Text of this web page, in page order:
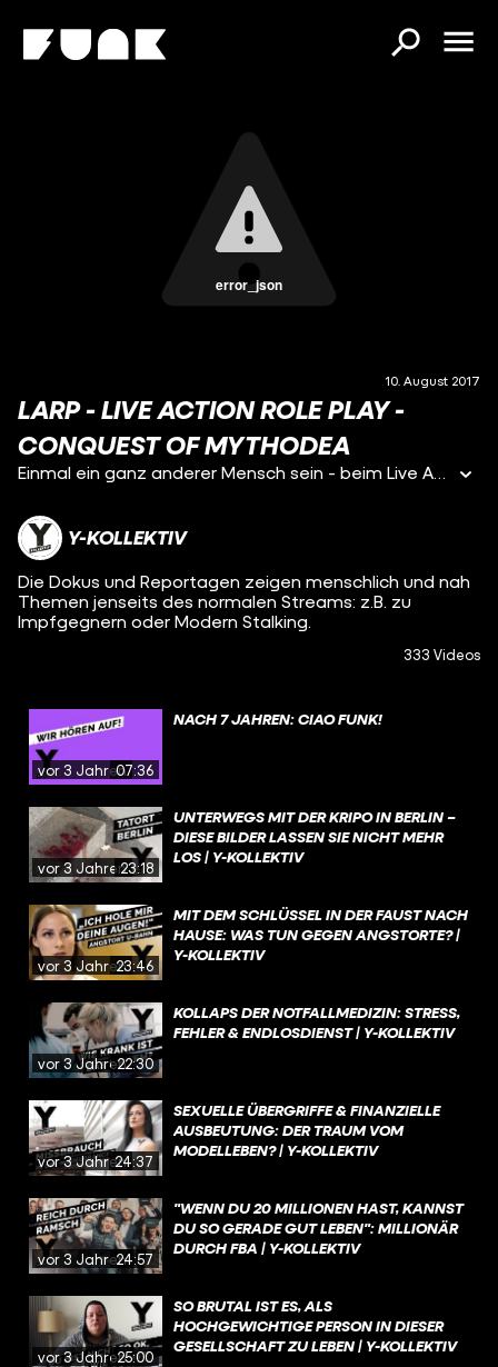
error_json
10. August 2017
LARP - LIVE ACTION ROLE PLAY -
CONQUEST OF MYTHODEA
Einmal ein ganz anderer Mensch sein - beim Live Action Role Play, kurz LARP, geht das. Die Spieler nehmen andere Charaktere an: Ritter, Ork oder Elfe und bleiben tagelang in dieser Rolle. Julia Rehkopf war einen Tag lang beim Conquest of Mythodea unterwegs, verkleidet als Magd und als Untote.
Y-KOLLEKTIV
Die Dokus und Reportagen zeigen menschlich und nah
Themen jenseits des normalen Streams: z.B. zu
Impfgegnern oder Modern Stalking.
333 Videos
vor 3 Jahren07:36
NACH 7 JAHREN: CIAO FUNK!
vor 3 Jahren23:18
UNTERWEGS MIT DER KRIPO IN BERLIN –
DIESE BILDER LASSEN SIE NICHT MEHR
LOS | Y-KOLLEKTIV
vor 3 Jahren23:46
MIT DEM SCHLÜSSEL IN DER FAUST NACH
HAUSE: WAS TUN GEGEN ANGSTORTE? |
Y-KOLLEKTIV
vor 3 Jahren22:30
KOLLAPS DER NOTFALLMEDIZIN: STRESS,
FEHLER & ENDLOSDIENST | Y-KOLLEKTIV
vor 3 Jahren24:37
SEXUELLE ÜBERGRIFFE & FINANZIELLE
AUSBEUTUNG: DER TRAUM VOM
MODELLEBEN? | Y-KOLLEKTIV
vor 3 Jahren24:57
"WENN DU 20 MILLIONEN HAST, KANNST
DU SO GERADE GUT LEBEN": MILLIONÄR
DURCH FBA | Y-KOLLEKTIV
vor 3 Jahren25:00
SO BRUTAL IST ES, ALS
HOCHGEWICHTIGE PERSON IN DIESER
GESELLSCHAFT ZU LEBEN | Y-KOLLEKTIV